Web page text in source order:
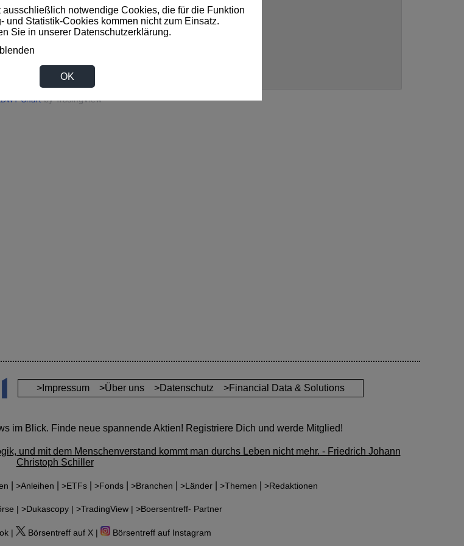
notwendige Cookies, die für die Funktion
und Statistik-Cookies kommen nicht zum Einsatz.
Sie in unserer Datenschutzerklärung.
OK
>Impressum >Über uns >Datenschutz >Financial Data & Solutions
im Blick. Finde neue spannende Aktien! Registriere Dich und werde Mitglied!
und mit dem Menschenverstand kommt man durchs Leben nicht mehr. - Friedrich Johann
Christoph Schiller
>Anleihen >ETFs| >Fonds| >Branchen >Länder| >Themen >Redaktionen
| >Dukascopy | >TradingView | >Boersentreff- Partner
| Börsentreff auf X | Börsentreff auf Instagram